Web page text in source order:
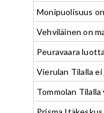
Monipuolisuus
Vehviläinen on
Peuravaara
Vierulan Tilalla ei
Tommolan